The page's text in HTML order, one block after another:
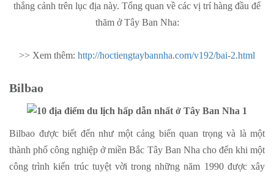
thắng cảnh trên lục địa này. Tổng quan về các vị trí hàng đầu để
thăm ở Tây Ban Nha:
>> Xem thêm: http://hoctiengtaybannha.com/v192/bai-2.html
Bilbao
Bilbao được biết đến như một cảng biển quan trọng và là một
thành phố công nghiệp ở miền Bắc Tây Ban Nha cho đến khi một
công trình kiến trúc tuyệt vời trong những năm 1990 được xây